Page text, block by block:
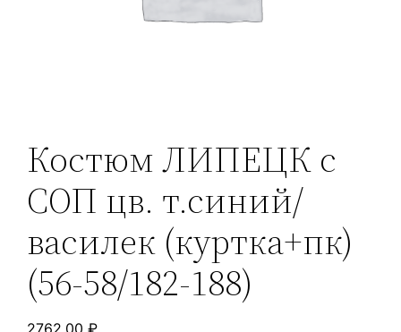
Костюм ЛИПЕЦК с
СОП цв. т.синий/
василек (куртка+пк)
(56-58/182-188)
2762,00₽